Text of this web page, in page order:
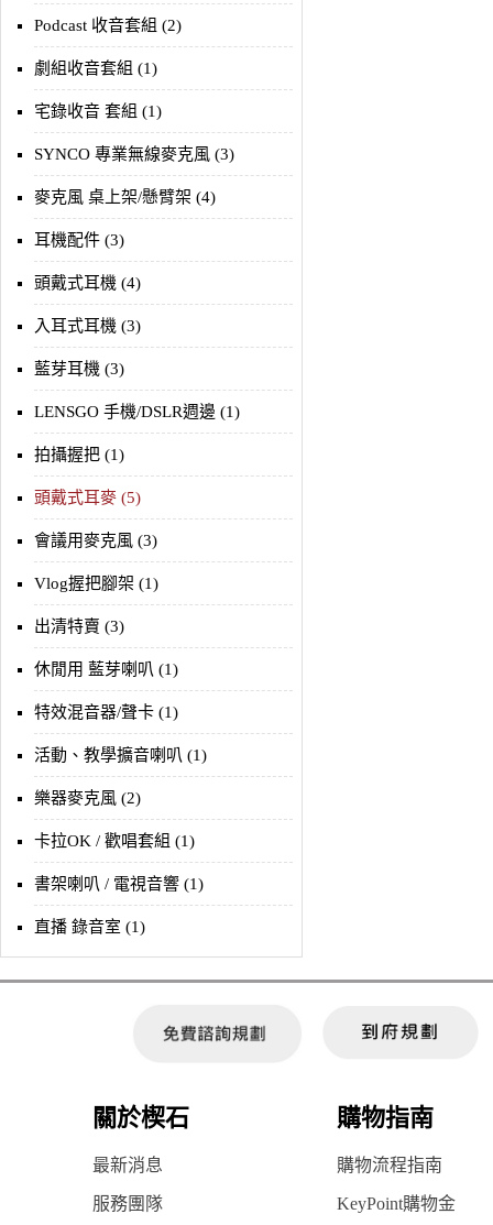
Podcast 收音套組 (2)
劇組收音套組 (1)
宅錄收音 套組 (1)
SYNCO 專業無線麥克風 (3)
麥克風 桌上架/懸臂架 (4)
耳機配件 (3)
頭戴式耳機 (4)
入耳式耳機 (3)
藍芽耳機 (3)
LENSGO 手機/DSLR週邊 (1)
拍攝握把 (1)
頭戴式耳麥 (5)
會議用麥克風 (3)
Vlog握把腳架 (1)
出清特賣 (3)
休閒用 藍芽喇叭 (1)
特效混音器/聲卡 (1)
活動、教學擴音喇叭 (1)
樂器麥克風 (2)
卡拉OK / 歡唱套組 (1)
書架喇叭 / 電視音響 (1)
直播 錄音室 (1)
關於楔石 購物指南
最新消息 購物流程指南
服務團隊 KeyPoint購物金